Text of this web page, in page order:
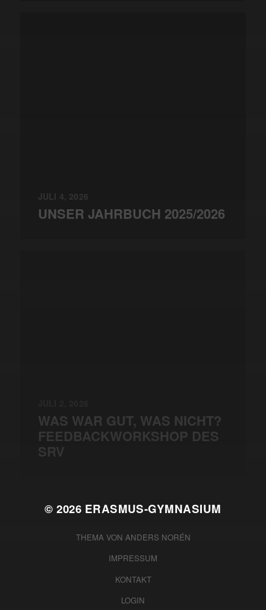
JULI 4, 2026
UNSER JAHRBUCH 2025/2026
WAS WAR GUT, WAS NICHT?
FEEDBACKWORKSHOP DES
SRV
© 2026 ERASMUS-GYMNASIUM
THEMA VON ANDERS NORÉN
IMPRESSUM
KONTAKT
LOGIN